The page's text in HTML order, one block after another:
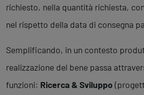
richiesto, nella quantità richiesta,
nel rispetto della data di consegna
Semplificando, in un contesto
realizzazione del bene passa
funzioni: Ricerca & Sviluppo